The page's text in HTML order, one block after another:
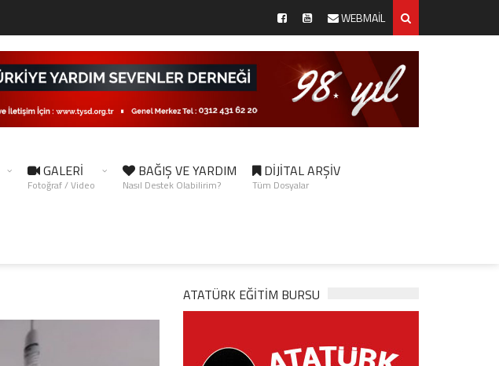
WEBMAİL
GALERİ
Fotoğraf / Video
BAĞIŞ VE YARDIM
Nasıl Destek Olabilirim?
DİJİTAL ARŞİV
Tüm Dosyalar
ATATÜRK EĞITIM BURSU